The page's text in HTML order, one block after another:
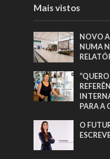
Mais vistos
NOVO
NUMA
PARA A
O